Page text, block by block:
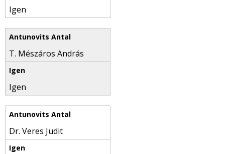
Igen
T. Mészáros András
Igen
Dr. Veres Judit